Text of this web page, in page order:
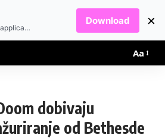
Aa
dobivaju
od Bethesde
Beatmag.tv is an application designed for fans of electronic music.
Download ×